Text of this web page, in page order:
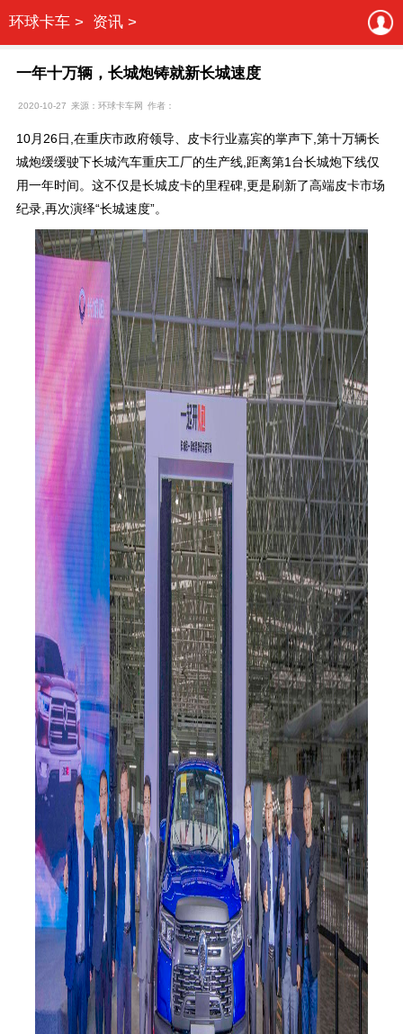
环球卡车 > 资讯 >
一年十万辆，长城炮铸就新长城速度
2020-10-27 来源：环球卡车网 作者：
10月26日,在重庆市政府领导、皮卡行业嘉宾的掌声下,第十万辆长
城炮缓缓驶下长城汽车重庆工厂的生产线,距离第1台长城炮下线仅
用一年时间。这不仅是长城皮卡的里程碑,更是刷新了高端皮卡市场
纪录,再次演绎“长城速度”。